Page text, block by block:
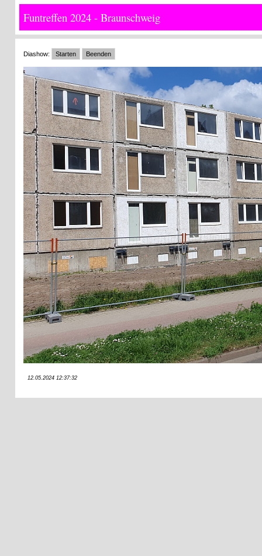
Funtreffen 2024 - Braunschweig
Diashow: Starten Beenden
12.05.2024 12:37:32